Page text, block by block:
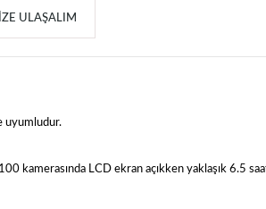
ULAŞALIM
uyumludur.
LCD ekran açıkken yaklaşık 6.5